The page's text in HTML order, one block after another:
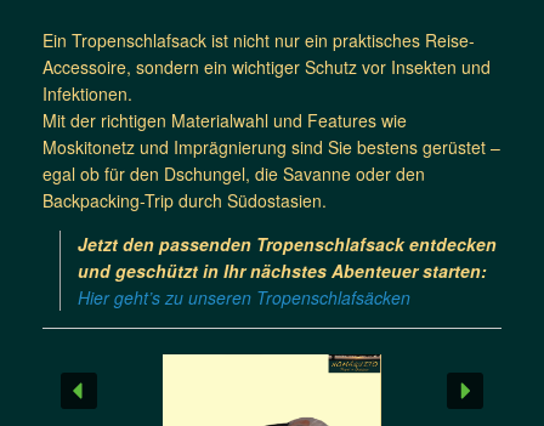
Ein Tropenschlafsack ist nicht nur ein praktisches Reise-
Accessoire, sondern ein wichtiger Schutz vor Insekten und
Infektionen.
Mit der richtigen Materialwahl und Features wie
Moskitonetz und Imprägnierung sind Sie bestens gerüstet –
egal ob für den Dschungel, die Savanne oder den
Backpacking-Trip durch Südostasien.
Jetzt den passenden Tropenschlafsack entdecken
und geschützt in Ihr nächstes Abenteuer starten:
Hier geht’s zu unseren Tropenschlafsäcken